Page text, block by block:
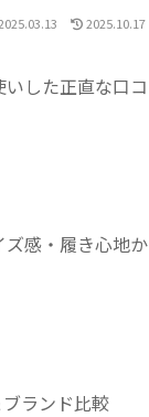
2025.10.17
いした正直な口コ
感・履き心地か
ランド比較